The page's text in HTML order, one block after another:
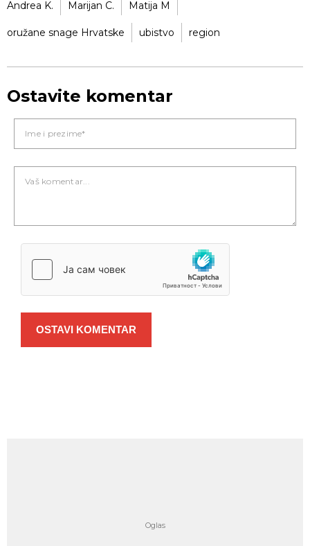
Andrea K.
Marijan C. Matija M
oružane snage Hrvatske ubistvo region
Ostavite komentar
OSTAVI KOMENTAR